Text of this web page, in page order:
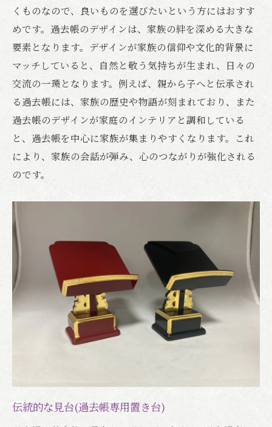
くものなので、良いものを選びたいという方にはおすす
めです。過去帳のデザインは、家族の絆を深める大きな
要素となります。デザインが家族の信仰や文化的背景に
マッチしていると、自然と敬う気持ちが生まれ、日々の
交流の一環となります。例えば、親から子へと伝承され
る過去帳には、家族の歴史や物語が刻まれており、また
過去帳のデザインが家庭のインテリアと調和している
と、過去帳を中心に家族が集まりやすくなります。これ
により、家族の会話が弾み、心のつながりが強化される
のです。
伝統的な見台(過去帳専用置き台)